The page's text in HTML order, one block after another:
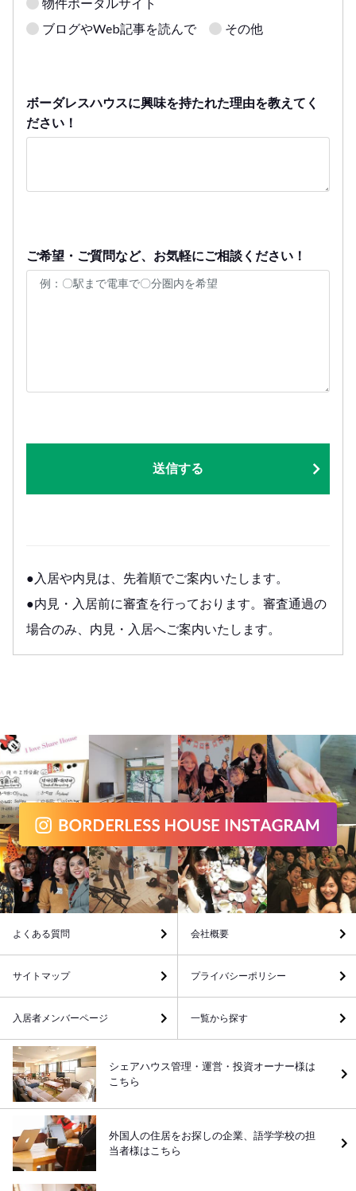
ブログやWeb記事を読んで
その他
ボーダレスハウスに興味を持たれた理由を教えてく
ださい！
ご希望・ご質問など、お気軽にご相談ください！
送信する
●入居や内見は、先着順でご案内いたします。
●内見・入居前に審査を行っております。審査通過の
場合のみ、内見・入居へご案内いたします。
よくある質問 会社概要
サイトマップ プライバシーポリシー
入居者メンバーページ 一覧から探す
シェアハウス管理・運営・投資オーナー様は
こちら
外国人の住居をお探しの企業、語学学校の担
当者様はこちら